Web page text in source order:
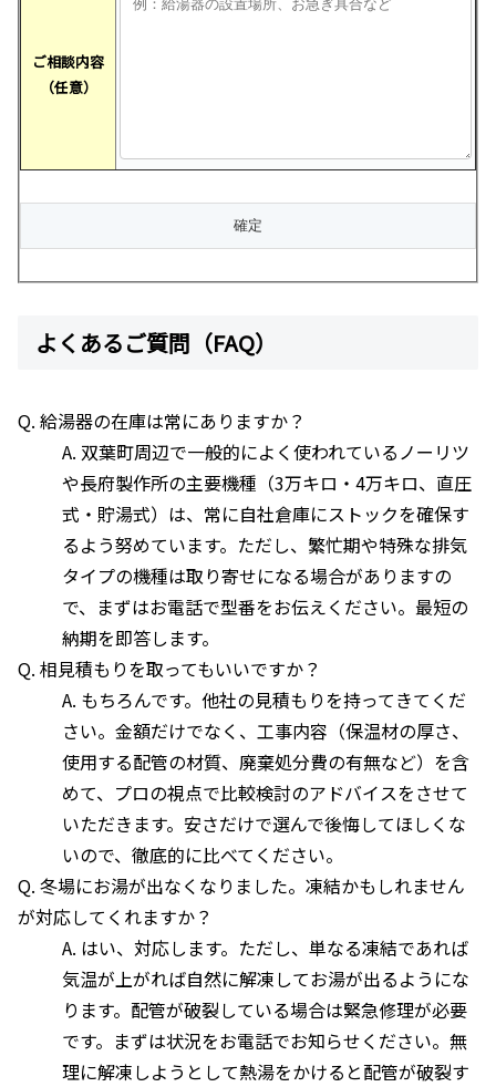
ご相談内容
（任意）
よくあるご質問（FAQ）
Q. 給湯器の在庫は常にありますか？
A. 双葉町周辺で一般的によく使われているノーリツ
や長府製作所の主要機種（3万キロ・4万キロ、直圧
式・貯湯式）は、常に自社倉庫にストックを確保す
るよう努めています。ただし、繁忙期や特殊な排気
タイプの機種は取り寄せになる場合がありますの
で、まずはお電話で型番をお伝えください。最短の
納期を即答します。
Q. 相見積もりを取ってもいいですか？
A. もちろんです。他社の見積もりを持ってきてくだ
さい。金額だけでなく、工事内容（保温材の厚さ、
使用する配管の材質、廃棄処分費の有無など）を含
めて、プロの視点で比較検討のアドバイスをさせて
いただきます。安さだけで選んで後悔してほしくな
いので、徹底的に比べてください。
Q. 冬場にお湯が出なくなりました。凍結かもしれません
が対応してくれますか？
A. はい、対応します。ただし、単なる凍結であれば
気温が上がれば自然に解凍してお湯が出るようにな
ります。配管が破裂している場合は緊急修理が必要
です。まずは状況をお電話でお知らせください。無
理に解凍しようとして熱湯をかけると配管が破裂す